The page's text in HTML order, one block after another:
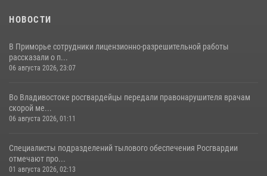
НОВОСТИ
В Приморье сотрудники лицензионно-разрешительной работы
рассказали о п...
06 августа 2026, 23:07
Во Владивостоке росгвардейцы передали правонарушителя врачам
скорой ме...
06 августа 2026, 01:11
Специалисты подразделений тылового обеспечения Росгвардии
отмечают про...
01 августа 2026, 02:13